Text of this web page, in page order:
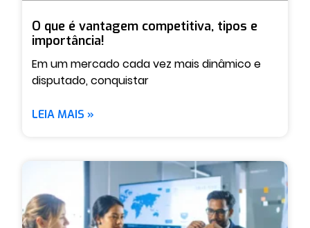
O que é vantagem competitiva, tipos e
importância!
Em um mercado cada vez mais dinâmico e
disputado, conquistar
LEIA MAIS »